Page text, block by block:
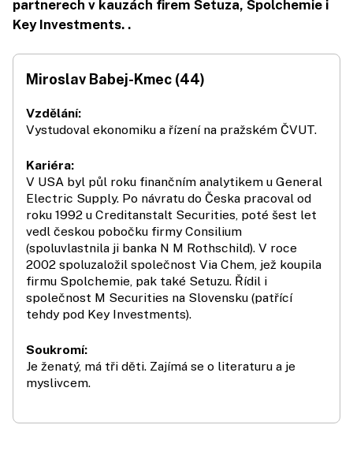
partnerech v kauzách firem Setuza, Spolchemie i
Key Investments. .
Miroslav Babej-Kmec (44)
Vzdělání:
Vystudoval ekonomiku a řízení na pražském ČVUT.
Kariéra:
V USA byl půl roku finančním analytikem u General
Electric Supply. Po návratu do Česka pracoval od
roku 1992 u Creditanstalt Securities, poté šest let
vedl českou pobočku firmy Consilium
(spoluvlastnila ji banka N M Rothschild). V roce
2002 spoluzaložil společnost Via Chem, jež koupila
firmu Spolchemie, pak také Setuzu. Řídil i
společnost M Securities na Slovensku (patřící
tehdy pod Key Investments).
Soukromí:
Je ženatý, má tři děti. Zajímá se o literaturu a je
myslivcem.